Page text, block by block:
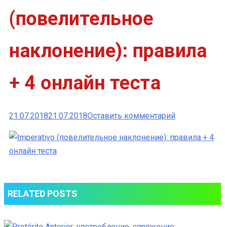
(повелительное
наклонение): правила
+ 4 онлайн теста
21.07.201821.07.2018Оставить комментарийк
+
RELATED POSTS